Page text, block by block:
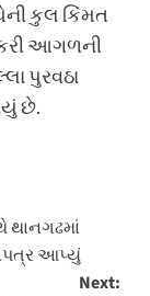
કુલ કિંમત
આગળની
પુરવઠા
છે.
થાનગઢમાં
આપ્યું
Next: